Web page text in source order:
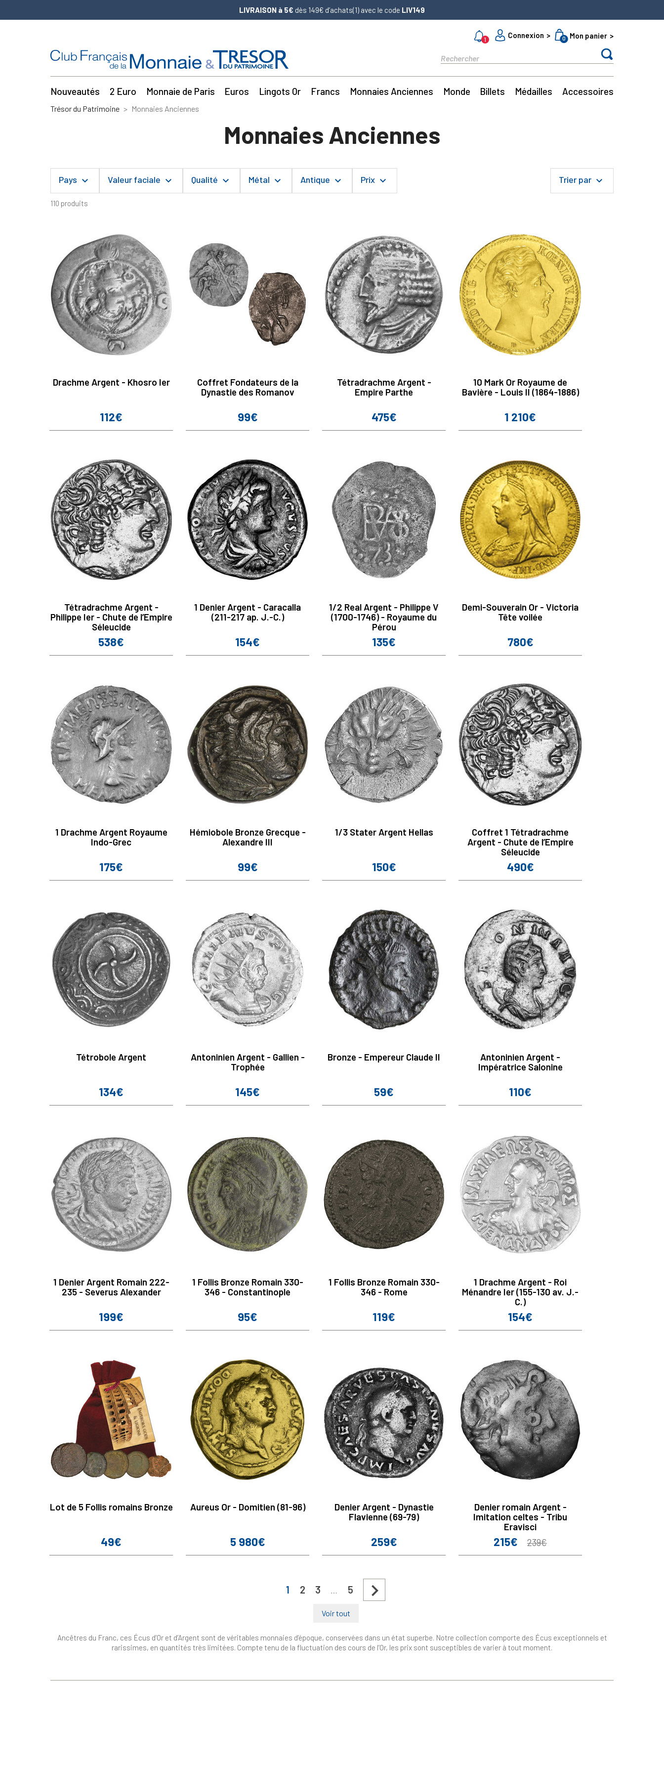
LIVRAISON à 5€ dès 149€ d’achats(1) avec le code LIV149
1
Connexion 0 Mon panier
Nouveautés 2 Euro Monnaie de Paris Euros Lingots Or Francs Monnaies Anciennes Monde Billets Médailles Accessoires
Trésor du Patrimoine Monnaies Anciennes
Monnaies Anciennes
Pays keyboard_arrow_down Valeur faciale keyboard_arrow_down Qualité keyboard_arrow_down Métal keyboard_arrow_down Antique keyboard_arrow_down Prix keyboard_arrow_down Trier par keyboard_arrow_down
110 produits
Drachme Argent - Khosro Ier
Prix
112€
Coffret Fondateurs de la
Dynastie des Romanov
Prix
99€
Tétradrachme Argent -
Empire Parthe
Prix
475€
10 Mark Or Royaume de
Bavière - Louis II (1864-1886)
Prix
1 210€
Tétradrachme Argent -
Philippe Ier - Chute de l’Empire
Séleucide
Prix
538€
1 Denier Argent - Caracalla
(211-217 ap. J.-C.)
Prix
154€
1/2 Real Argent - Philippe V
(1700-1746) - Royaume du
Pérou
Prix
135€
Demi-Souverain Or - Victoria
Tête voilée
Prix
780€
1 Drachme Argent Royaume
Indo-Grec
Prix
175€
Hémiobole Bronze Grecque -
Alexandre III
Prix
99€
1/3 Stater Argent Hellas
Prix
150€
Coffret 1 Tétradrachme
Argent - Chute de l’Empire
Séleucide
Prix
490€
Tétrobole Argent
Prix
134€
Antoninien Argent - Gallien -
Trophée
Prix
145€
Bronze - Empereur Claude II
Prix
59€
Antoninien Argent -
Impératrice Salonine
Prix
110€
1 Denier Argent Romain 222-
235 - Severus Alexander
Prix
199€
1 Follis Bronze Romain 330-
346 - Constantinople
Prix
95€
1 Follis Bronze Romain 330-
346 - Rome
Prix
119€
1 Drachme Argent - Roi
Ménandre Ier (155-130 av. J.-
C.)
Prix
154€
Lot de 5 Follis romains Bronze
Prix
49€
Aureus Or - Domitien (81-96)
Prix
5 980€
Denier Argent - Dynastie
Flavienne (69-79)
Prix
259€
Denier romain Argent -
Imitation celtes - Tribu
Eravisci
Prix
215€
Prix
239€
1 2 3 5 
Voir tout
Ancêtres du Franc, ces Écus d’Or et d’Argent sont de véritables monnaies d’époque, conservées dans un état superbe. Notre collection comporte des Écus exceptionnels et
rarissimes, en quantités très limitées. Compte tenu de la fluctuation des cours de l’Or, les prix sont susceptibles de varier à tout moment.